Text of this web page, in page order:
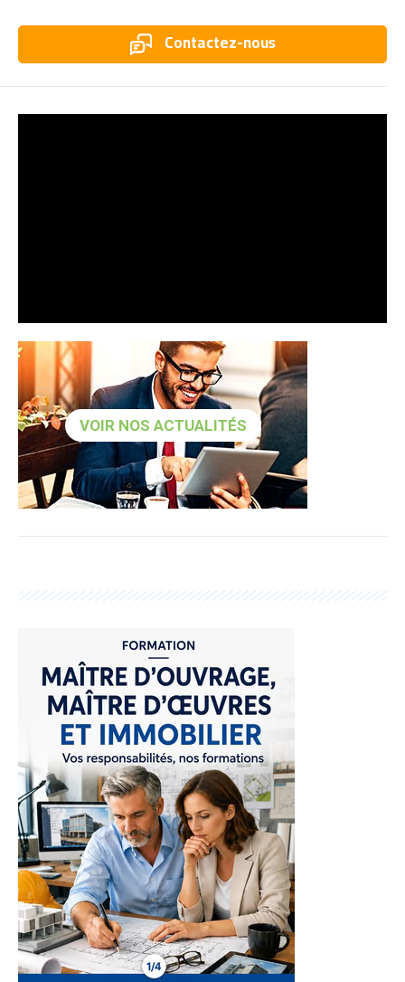
Contactez-nous
VOIR NOS ACTUALITÉS